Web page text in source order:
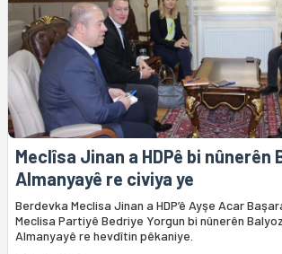
Meclîsa Jinan a HDPê bi nûnerên
Almanyayê re civiya ye
Berdevka Meclisa Jinan a HDP’ê Ayşe Acar
Meclisa Partiyê Bedriye Yorgun bi nûnerên
Almanyayê re hevdîtin pêkaniye.